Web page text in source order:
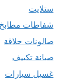
ستلايت
شفاطات مطابخ
صالونات حلاقة
صيانة تكييف
غسيل سيارات